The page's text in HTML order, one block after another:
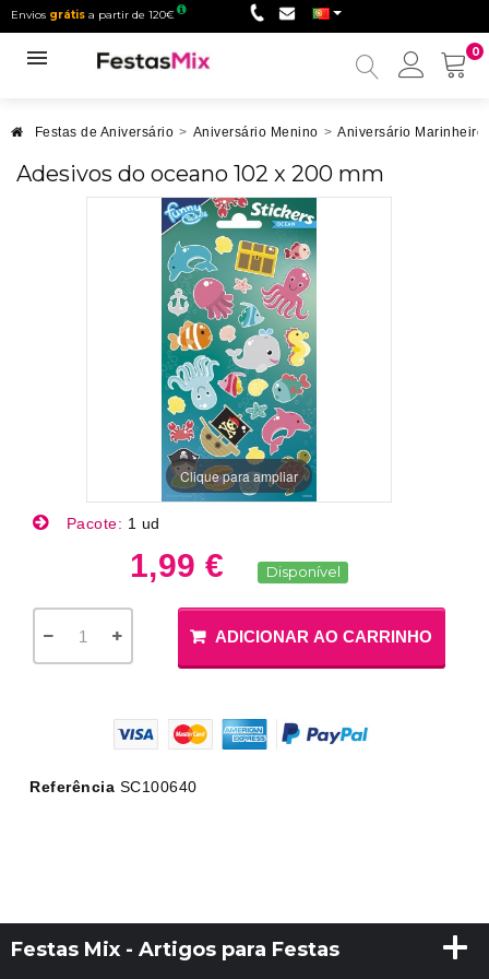
Envios grátis a partir de 120€
0
Minha
Festas de Aniversário > Aniversário Menino > Aniversário Marinheiro
Adesivos do oceano 102 x 200 mm
Clique para ampliar
Pacote: 1 ud
1,99 € Disponível
ADICIONAR AO CARRINHO
Referência SC100640
Festas Mix - Artigos para Festas